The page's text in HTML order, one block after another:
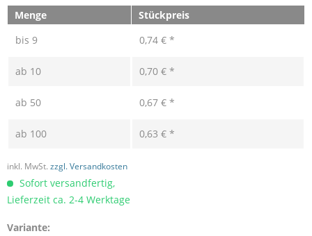
Menge
Stückpreis
bis 9 0,74 € *
ab 10 0,70 € *
ab 50 0,67 € *
ab 100 0,63 € *
inkl. MwSt. zzgl. Versandkosten
Sofort versandfertig,
Lieferzeit ca. 2-4 Werktage
Variante: